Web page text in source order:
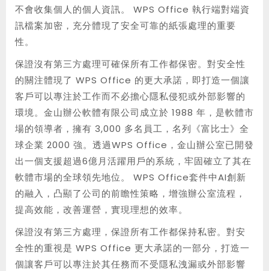
不會收集個人的個人資訊。 WPS Office 執行端對端資
訊檔案加密，充分體現了安全可靠的紙張處理的重要
性。
保證沒有第三方處理可確保所有工作都保密。對安全性
的關注體現了 WPS Office 的更大承諾，即打造一個讓
客戶可以專注於工作而不必擔心隱私侵犯或外部影響的
環境。金山辦公軟體有限公司成立於 1988 年，是軟體市
場的領導者，擁有 3,000 多名員工，名列《富比士》全
球企業 2000 強。透過WPS Office，金山辦公室已開發
出一個支援超過6億月活躍用戶的系統，牢固確立了其在
軟體市場的全球領先地位。 WPS Office套件中AI創新
的融入，凸顯了公司的前瞻性策略，增強辦公室流程，
提高效能，改善運營，實現理想的效率。
保證沒有第三方處理，保證所有工作都保持私密。對安
全性的重視是 WPS Office 更大承諾的一部分，打造一
個讓客戶可以專注於其任務而不受隱私洩漏或外部影響